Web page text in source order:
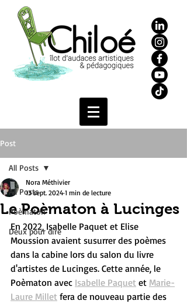
Post
All Posts
Poèmaton
Deux pour dire
All Posts
Le Poèmaton à Lucinges
Nora Méthivier
13 sept. 2024 1 min de lecture
En 2022, Isabelle Paquet et Elise
Moussion avaient susurrer des poèmes
dans la cabine lors du salon du livre
d'artistes de Lucinges. Cette année, le
Poèmaton avec Isabelle Paquet et Marie-
Laure Millet fera de nouveau partie des